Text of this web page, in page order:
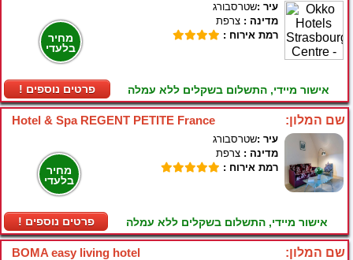
מחיר
בלעדי
! פרטים נוספים
עיר :שטרסבורג
מדינה : צרפת
רמת אירוח :
אישור מיידי, התשלום בשקלים ללא עמלה
Hotel & Spa REGENT PETITE France שם המלון:
מחיר
בלעדי
! פרטים נוספים
עיר :שטרסבורג
מדינה : צרפת
רמת אירוח :
אישור מיידי, התשלום בשקלים ללא עמלה
BOMA easy living hotel שם המלון: